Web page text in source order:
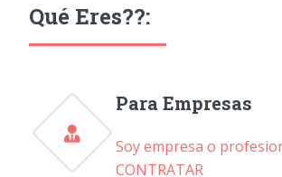
Qué Eres??:
Para Empresas
Soy empresa o
CONTRATAR